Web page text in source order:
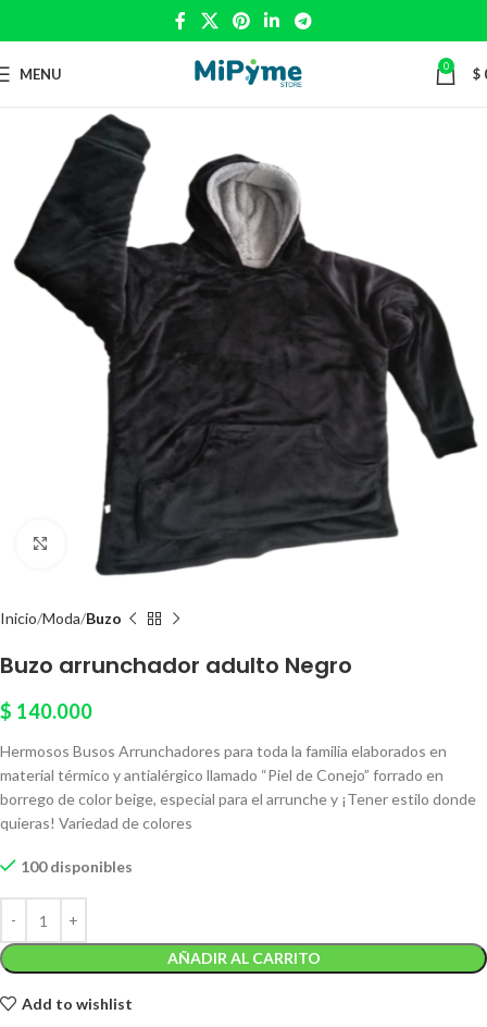
MENU 0 $
Click to enlarge
Inicio Moda Buzo
Buzo arrunchador adulto Negro
$ 140.000
Hermosos Busos Arrunchadores para toda la familia elaborados en
material térmico y antialérgico llamado “Piel de Conejo” forrado en
borrego de color beige, especial para el arrunche y ¡Tener estilo donde
quieras! Variedad de colores
100 disponibles
AÑADIR AL CARRITO
Add to wishlist